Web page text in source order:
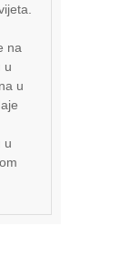
na
u
u
u